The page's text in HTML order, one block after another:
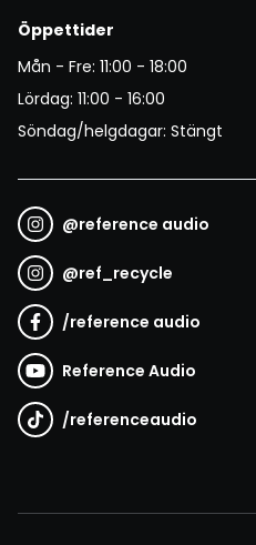
Öppettider
Mån - Fre: 11:00 - 18:00
Lördag: 11:00 - 16:00
Söndag/helgdagar: Stängt
@reference audio
@ref_recycle
/reference audio
Reference Audio
/referenceaudio